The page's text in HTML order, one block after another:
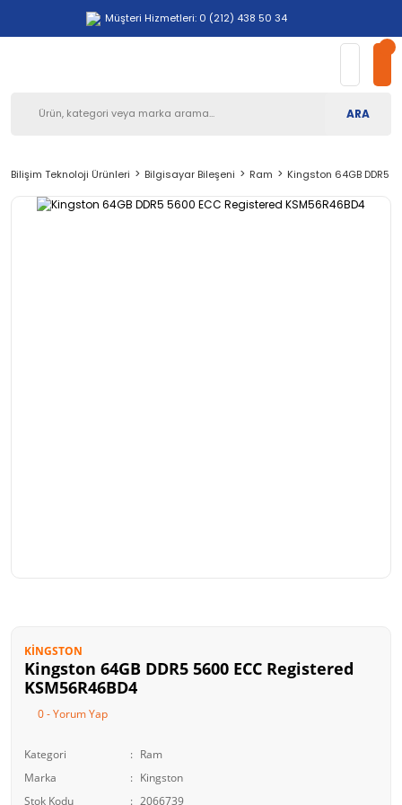
Müşteri Hizmetleri: 0 (212) 438 50 34
ARA
Bilişim Teknoloji Ürünleri Bilgisayar Bileşeni Ram Kingston 64GB DDR5
KINGSTON
Kingston 64GB DDR5 5600 ECC Registered
KSM56R46BD4
0 - Yorum Yap
Kategori
Ram
Marka
Kingston
Stok Kodu
2066739